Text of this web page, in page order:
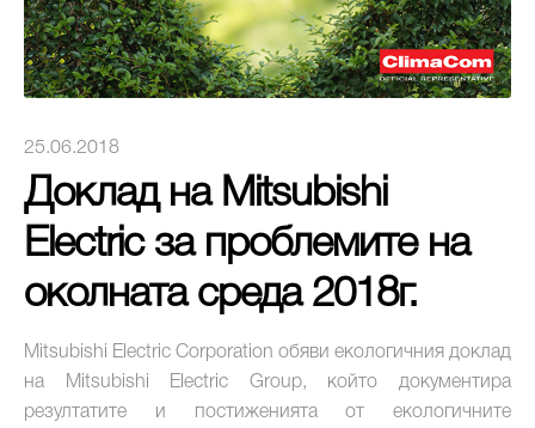
25.06.2018
Доклад на Mitsubishi
Electric за проблемите на
околната среда 2018г.
Mitsubishi Electric Corporation обяви екологичния доклад
на Mitsubishi Electric Group, който документира
резултатите и постиженията от екологичните